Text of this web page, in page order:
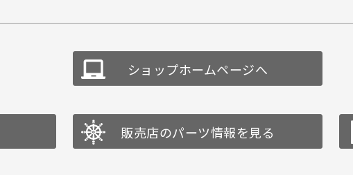
ショップホームページへ
販売店のパーツ情報を見る